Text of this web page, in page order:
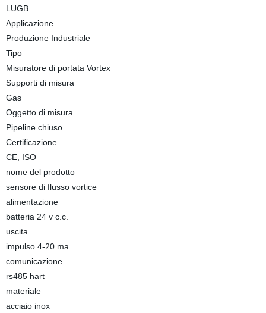
LUGB
Applicazione
Produzione Industriale
Tipo
Misuratore di portata Vortex
Supporti di misura
Gas
Oggetto di misura
Pipeline chiuso
Certificazione
CE, ISO
nome del prodotto
sensore di flusso vortice
alimentazione
batteria 24 v c.c.
uscita
impulso 4-20 ma
comunicazione
rs485 hart
materiale
acciaio inox